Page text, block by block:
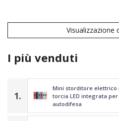
Visualizzazione
I più venduti
1.
Mini storditore elettrico
torcia LED integrata per
autodifesa